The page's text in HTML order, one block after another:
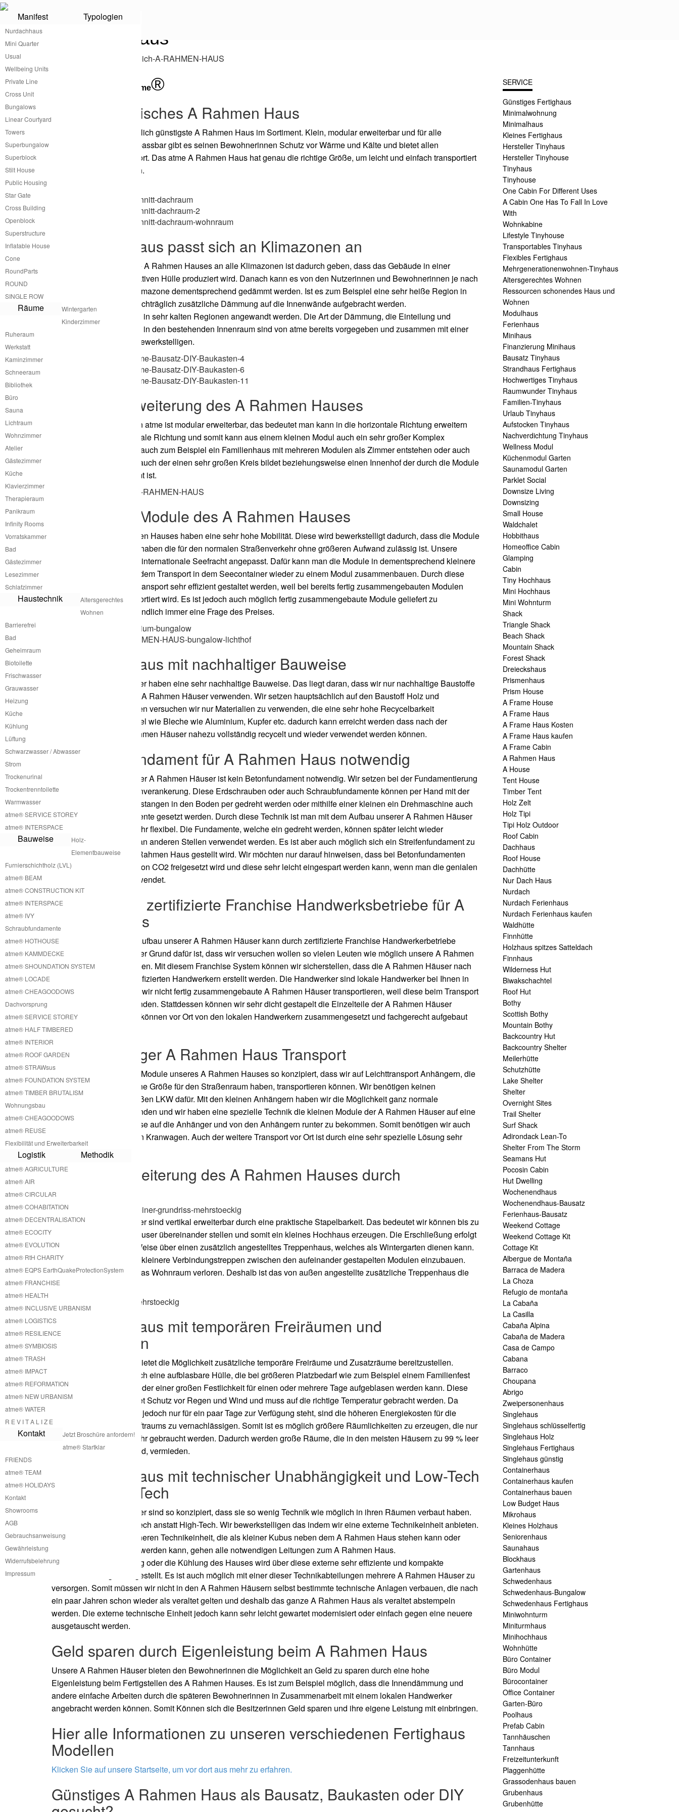
Manifest Typologien
Nurdachhaus
Mini Quarter
Usual
Wellbeing Units
Private Line
Cross Unit
Bungalows
Linear Courtyard
Towers
Superbungalow
Superblock
Stilt House
Public Housing
Star Gate
Cross Building
Openblock
Superstructure
Inflatable House
Cone
RoundParts
ROUND
SINGLE ROW
Räume
Wintergarten
Kinderzimmer
Ruheraum
Werkstatt
Kaminzimmer
Schneeraum
Bibliothek
Büro
Sauna
Lichtraum
Wohnzimmer
Atelier
Gästezimmer
Küche
Klavierzimmer
Therapieraum
Panikraum
Infinity Rooms
Vorratskammer
Bad
Gästezimmer
Lesezimmer
Schlafzimmer
Haustechnik
Altersgerechtes
Wohnen
Barrierefrei
Bad
Geheimraum
Biotoilette
Frischwasser
Grauwasser
Heizung
Küche
Kühlung
Lüftung
Schwarzwasser / Abwasser
Strom
Trockenurinal
Trockentrenntoilette
Warmwasser
atme® SERVICE STOREY
atme® INTERSPACE
Bauweise
Holz-
Elementbauweise
Furnierschichtholz (LVL)
atme® BEAM
atme® CONSTRUCTION KIT
atme® INTERSPACE
atme® IVY
Schraubfundamente
atme® HOTHOUSE
atme® KAMMDECKE
atme® SHOUNDATION SYSTEM
atme® LOCADE
atme® CHEAGOODOWS
Dachvorsprung
atme® SERVICE STOREY
atme® HALF TIMBERED
atme® INTERIOR
atme® ROOF GARDEN
atme® STRAWsus
atme® FOUNDATION SYSTEM
atme® TIMBER BRUTALISM
Wohnungsbau
atme® CHEAGOODOWS
atme® REUSE
Flexibilität und Erweiterbarkeit
Logistik Methodik
atme® AGRICULTURE
atme® AIR
atme® CIRCULAR
atme® COHABITATION
atme® DECENTRALISATION
atme® ECOCITY
atme® EVOLUTION
atme® RtH CHARITY
atme® EQPS EarthQuakeProtectionSystem
atme® FRANCHISE
atme® HEALTH
atme® INCLUSIVE URBANISM
atme® LOGISTICS
atme® RESILIENCE
atme® SYMBIOSIS
atme® TRASH
atme® IMPACT
atme® REFORMATION
atme® NEW URBANISM
atme® WATER
R E V I T A L I Z E
Kontakt
Jetzt Broschüre anfordern!
atme® Startklar
FRIENDS
atme® TEAM
atme® HOLIDAYS
Kontakt
Showrooms
AGB
Gebrauchsanweisung
Gewährleistung
Widerrufsbelehrung
Impressum
A Rahmen Haus
A Rahmen Haus von atme®
Kleines praktisches A Rahmen Haus
atme hat das wahrscheinlich günstigste A Rahmen Haus im Sortiment. Klein, modular erweiterbar und für alle
Klimazonen der Welt anpassbar gibt es seinen Bewohnerinnen Schutz vor Wärme und Kälte und bietet allen
notwendigen Wohnkomfort. Das atme A Rahmen Haus hat genau die richtige Größe, um leicht und einfach transportiert
und aufgebaut zu werden.
Rahmen Haus passt sich an Klimazonen an
Die Anpassung des atme A Rahmen Hauses an alle Klimazonen ist dadurch geben, dass das Gebäude in einer
ursprünglich nur konstruktiven Hülle produziert wird. Danach kann es von den Nutzerinnen und Bewohnerinnen je nach
Anforderungen an die Klimazone dementsprechend gedämmt werden. Ist es zum Beispiel eine sehr heiße Region in
Griechenland so kann nachträglich zusätzliche Dämmung auf die Innenwände aufgebracht werden.
Das gleiche Prinzip kann in sehr kalten Regionen angewandt werden. Die Art der Dämmung, die Einteilung und
gestalterische Integration in den bestehenden Innenraum sind von atme bereits vorgegeben und zusammen mit einer
Handwerkerin leicht zu bewerkstelligen.
Modulare Erweiterung des A Rahmen Hauses
Rahmen Haus von atme ist modular erweiterbar, das bedeutet man kann in die horizontale Richtung erweitern
genauso wie in die vertikale Richtung und somit kann aus einem kleinen Modul auch ein sehr großer Komplex
entstehen. Es kann aber auch zum Beispiel ein Familienhaus mit mehreren Modulen als Zimmer entstehen oder auch
ein lang gezogener Schlauch der einen sehr großen Kreis bildet beziehungsweise einen Innenhof der durch die Module
nach Aussen abgeschirmt ist.
Mobilität der Module des A Rahmen Hauses
Rahmen Hauses haben eine sehr hohe Mobilität. Diese wird bewerkstelligt dadurch, dass die Module
nur die maximale Größe haben die für den normalen Straßenverkehr ohne größeren Aufwand zulässig ist. Unsere
Module sind auch für die internationale Seefracht angepasst. Dafür kann man die Module in dementsprechend kleinere
Teile zerlegen und nach dem Transport in dem Seecontainer wieder zu einem Modul zusammenbauen. Durch diese
Zerlegbarkeit kann der Transport sehr effizient gestaltet werden, weil bei bereits fertig zusammengebauten Modulen
sehr viel Luftraum transportiert wird. Es ist jedoch auch möglich fertig zusammengebaute Module geliefert zu
bekommen. Das ist letztendlich immer eine Frage des Preises.
Rahmen Haus mit nachhaltiger Bauweise
Rahmen Häuser haben eine sehr nachhaltige Bauweise. Das liegt daran, dass wir nur nachhaltige Baustoffe
für die Fertigung unserer A Rahmen Häuser verwenden. Wir setzen hauptsächlich auf den Baustoff Holz und
Holzwerkstoffe. Ansonsten versuchen wir nur Materialien zu verwenden, die eine sehr hohe Recycelbarkeit
nachweisen. Zum Beispiel wie Bleche wie Aluminium, Kupfer etc. dadurch kann erreicht werden dass nach der
Rahmen Häuser nahezu vollständig recycelt und wieder verwendet werden können.
Kein Betonfundament für A Rahmen Haus notwendig
Für die Installation unserer A Rahmen Häuser ist kein Betonfundament notwendig. Wir setzen bei der Fundamentierung
auf clevere Erdschraubenverankerung. Diese Erdschrauben oder auch Schraubfundamente können per Hand mit der
Hilfe von langen Eindrehstangen in den Boden per gedreht werden oder mithilfe einer kleinen ein Drehmaschine auch
größere Schraubfundamente gesetzt werden. Durch diese Technik ist man mit dem Aufbau unserer A Rahmen Häuser
sehr schnell und auch sehr flexibel. Die Fundamente, welche ein gedreht werden, können später leicht wieder
ausgedreht werden und an anderen Stellen verwendet werden. Es ist aber auch möglich sich ein Streifenfundament zu
erstellen, auf das das A
Rahmen Haus gestellt wird. Wir möchten nur darauf hinweisen, dass bei Betonfundamenten
eine sehr große Menge von CO2 freigesetzt wird und diese sehr leicht eingespart werden kann, wenn man die genialen
Schraubfundamente verwendet.
Aufbau durch zertifizierte Franchise Handwerksbetriebe für A
Rahmen Haus
Die Produktion und der Aufbau unserer A Rahmen Häuser kann durch zertifizierte Franchise Handwerkerbetriebe
bewerkstelligt werden. Der Grund dafür ist, dass wir versuchen wollen so vielen Leuten wie möglich unsere A Rahmen
Häuser anbieten zu können. Mit diesem Franchise System können wir sicherstellen, dass die A Rahmen Häuser nach
den Vorschriften von zertifizierten Handwerkern erstellt werden. Die Handwerker sind lokale Handwerker bei Ihnen in
der Nähe. Somit müssen wir nicht fertig zusammengebaute A Rahmen Häuser transportieren, weil diese beim Transport
sehr viel Platz verschwenden. Stattdessen können wir sehr dicht gestapelt die Einzelteile der A Rahmen Häuser
transportieren und diese können vor Ort von den lokalen Handwerkern zusammengesetzt und fachgerecht aufgebaut
werden.
Kostengünstiger A Rahmen Haus Transport
Wir haben die einzelnen Module unseres A Rahmen Hauses so konzipiert, dass wir auf Leichttransport Anhängern, die
die maximale zugelassene Größe für den Straßenraum haben, transportieren können. Wir benötigen keinen
Sattelschlepper oder großen LKW dafür. Mit den kleinen Anhängern haben wir die Möglichkeit ganz normale
Transportmittel zu verwenden und wir haben eine spezielle Technik die kleinen Module der A Rahmen Häuser auf eine
sehr clevere Art und Weise auf die Anhänger und von den Anhängern runter zu bekommen. Somit benötigen wir auch
keinen Kran oder mobilen Kranwagen. Auch der weitere Transport vor Ort ist durch eine sehr spezielle Lösung sehr
effizient und günstig.
Vertikale Erweiterung des A Rahmen Hauses durch
Stapelbarkeit
Unsere A
Rahmen Häuser sind vertikal erweiterbar durch eine praktische Stapelbarkeit. Das bedeutet wir können bis zu
Rahmen Häuser übereinander stellen und somit ein kleines Hochhaus erzeugen. Die Erschließung erfolgt
in diesem Falle idealer Weise über einen zusätzlich angestelltes Treppenhaus, welches als Wintergarten dienen kann.
Es ist aber auch möglich kleinere Verbindungstreppen zwischen den aufeinander gestapelten Modulen einzubauen.
Dadurch geht jedoch etwas Wohnraum verloren. Deshalb ist das von außen angestellte zusätzliche Treppenhaus die
bessere Lösung.
A Rahmen Haus mit temporären Freiräumen und
Zusatzräumen
Rahmen Haus bietet die Möglichkeit zusätzliche temporäre Freiräume und Zusatzräume bereitzustellen.
Das ermöglichen wir durch eine aufblasbare Hülle, die bei größeren Platzbedarf wie zum Beispiel einem Familienfest
oder einer Betriebsfeier oder einer großen Festlichkeit für einen oder mehrere Tage aufgeblasen werden kann. Diese
pneumatische Hülle bietet Schutz vor Regen und Wind und muss auf die richtige Temperatur gebracht werden. Da
diese Lufthülle als Raum jedoch nur für ein paar Tage zur Verfügung steht, sind die höheren Energiekosten für die
Klimatisierung dieses Luftraums zu vernachlässigen. Somit ist es möglich größere Räumlichkeiten zu erzeugen, die nur
für bestimmte Tage im Jahr gebraucht werden. Dadurch werden große Räume, die in den meisten Häusern zu 99 % leer
stehen und ungenutzt sind, vermieden.
Rahmen Haus mit technischer Unabhängigkeit und Low-Tech
anstatt High-Tech
Rahmen Häuser sind so konzipiert, dass sie so wenig Technik wie möglich in ihren Räumen verbaut haben.
Unser Konzept ist Low-Tech anstatt High-Tech. Wir bewerkstelligen das indem wir eine externe Technikeinheit anbieten.
Von dieser externen kleineren Technikeinheit, die als kleiner Kubus neben dem A Rahmen Haus stehen kann oder
auch im Boden versenkt werden kann, gehen alle notwendigen Leitungen zum A Rahmen Haus.
Zum Beispiel die Heizung oder die Kühlung des Hauses wird über diese externe sehr effiziente und kompakte
Technikabteilung bereitgestellt. Es ist auch möglich mit einer dieser Technikabteilungen mehrere A Rahmen Häuser zu
versorgen. Somit müssen wir nicht in den A Rahmen Häusern selbst bestimmte technische Anlagen verbauen, die nach
ein paar Jahren schon wieder als veraltet gelten und deshalb das ganze A Rahmen Haus als veraltet abstempeln
werden. Die externe technische Einheit jedoch kann sehr leicht gewartet modernisiert oder einfach gegen eine neuere
ausgetauscht werden.
Geld sparen durch Eigenleistung beim A Rahmen Haus
Unsere A Rahmen Häuser bieten den Bewohnerinnen die Möglichkeit an Geld zu sparen durch eine hohe
Eigenleistung beim Fertigstellen des A Rahmen Hauses. Es ist zum Beispiel möglich, dass die Innendämmung und
andere einfache Arbeiten durch die späteren Bewohnerinnen in Zusammenarbeit mit einem lokalen Handwerker
angebracht werden können. Somit Können sich die Besitzerinnen Geld sparen und ihre eigene Leistung mit einbringen.
Hier alle Informationen zu unseren verschiedenen Fertighaus
Modellen
Klicken Sie auf unsere Startseite, um vor dort aus mehr zu erfahren.
Günstiges A Rahmen Haus als Bausatz, Baukasten oder DIY
SERVICE
Günstiges Fertighaus
Minimalwohnung
Minimalhaus
Kleines Fertighaus
Hersteller Tinyhaus
Hersteller Tinyhouse
Tinyhaus
Tinyhouse
One Cabin For Different Uses
A Cabin One Has To Fall In Love
With
Wohnkabine
Lifestyle Tinyhouse
Transportables Tinyhaus
Flexibles Fertighaus
Mehrgenerationenwohnen-Tinyhaus
Altersgerechtes Wohnen
Ressourcen schonendes Haus und
Wohnen
Modulhaus
Ferienhaus
Minihaus
Finanzierung Minihaus
Bausatz Tinyhaus
Strandhaus Fertighaus
Hochwertiges Tinyhaus
Raumwunder Tinyhaus
Familien-Tinyhaus
Urlaub Tinyhaus
Aufstocken Tinyhaus
Nachverdichtung Tinyhaus
Wellness Modul
Küchenmodul Garten
Saunamodul Garten
Parklet Social
Downsize Living
Downsizing
Small House
Waldchalet
Hobbithaus
Homeoffice Cabin
Glamping
Cabin
Tiny Hochhaus
Mini Hochhaus
Mini Wohnturm
Shack
Triangle Shack
Beach Shack
Mountain Shack
Forest Shack
Dreieckshaus
Prismenhaus
Prism House
A Frame House
A Frame Haus
A Frame Haus Kosten
A Frame Haus kaufen
A Frame Cabin
A Rahmen Haus
A House
Tent House
Timber Tent
Holz Zelt
Holz Tipi
Tipi Holz Outdoor
Roof Cabin
Dachhaus
Roof House
Dachhütte
Nur Dach Haus
Nurdach
Nurdach Ferienhaus
Nurdach Ferienhaus kaufen
Waldhütte
Finnhütte
Holzhaus spitzes Satteldach
Finnhaus
Wilderness Hut
Biwakschachtel
Roof Hut
Bothy
Scottish Bothy
Mountain Bothy
Backcountry Hut
Backcountry Shelter
Meilerhütte
Schutzhütte
Lake Shelter
Shelter
Overnight Sites
Trail Shelter
Surf Shack
Adirondack Lean-To
Shelter From The Storm
Seamans Hut
Pocosin Cabin
Hut Dwelling
Wochenendhaus
Wochenendhaus-Bausatz
Ferienhaus-Bausatz
Weekend Cottage
Weekend Cottage Kit
Cottage Kit
Albergue de Montaña
Barraca de Madera
La Choza
Refugio de montaña
La Cabaña
La Casilla
Cabaña Alpina
Cabaña de Madera
Casa de Campo
Cabana
Barraco
Choupana
Abrigo
Zweipersonenhaus
Singlehaus
Singlehaus schlüsselfertig
Singlehaus Holz
Singlehaus Fertighaus
Singlehaus günstig
Containerhaus
Containerhaus kaufen
Containerhaus bauen
Low Budget Haus
Mikrohaus
Kleines Holzhaus
Seniorenhaus
Saunahaus
Blockhaus
Gartenhaus
Schwedenhaus
Schwedenhaus-Bungalow
Schwedenhaus Fertighaus
Miniwohnturm
Miniturmhaus
Minihochhaus
Wohnhütte
Büro Container
Büro Modul
Bürocontainer
Office Container
Garten-Büro
Poolhaus
Prefab Cabin
Tannhäuschen
Tannhaus
Freizeitunterkunft
Plaggenhütte
Grassodenhaus bauen
Grubenhaus
Grubenhütte